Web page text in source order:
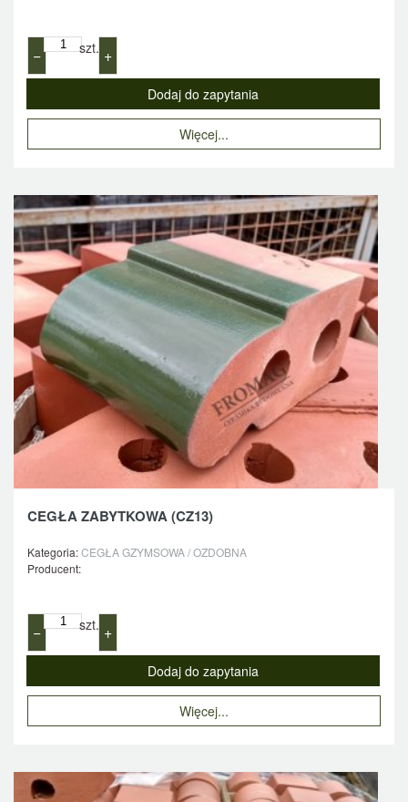
− szt. +
Więcej...
CEGŁA ZABYTKOWA (CZ13)
Kategoria:CEGŁA GZYMSOWA / OZDOBNA
Producent:
− szt. +
Więcej...